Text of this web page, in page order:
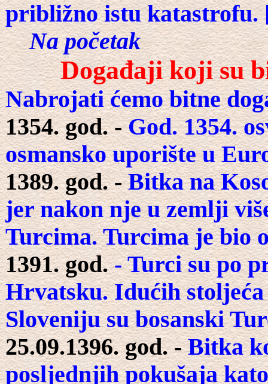
približno istu katastrofu.
Na početak
Događaji koji su
Nabrojati ćemo bitne
1354. god. -God. 1354.
osmansko uporište u
1389. god. -Bitka na
jer nakon nje u zemlji
Turcima. Turcima je bio
1391. god.- Turci su po
Hrvatsku. Idućih
Sloveniju su bosanski
25.09.1396. god. -Bitka
posljednjih pokušaja